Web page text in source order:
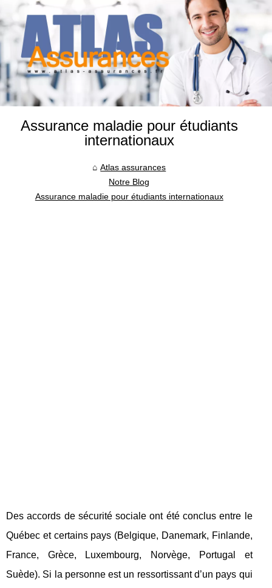
Assurance maladie pour étudiants
internationaux
Atlas assurances
Notre Blog
Assurance maladie pour étudiants internationaux
Des accords de sécurité sociale ont été conclus entre le
Québec et certains pays (Belgique, Danemark, Finlande,
France, Grèce, Luxembourg, Norvège, Portugal et
Suède). Si la personne est un ressortissant d’un pays qui